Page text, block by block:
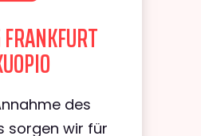
des
sorgen wir für